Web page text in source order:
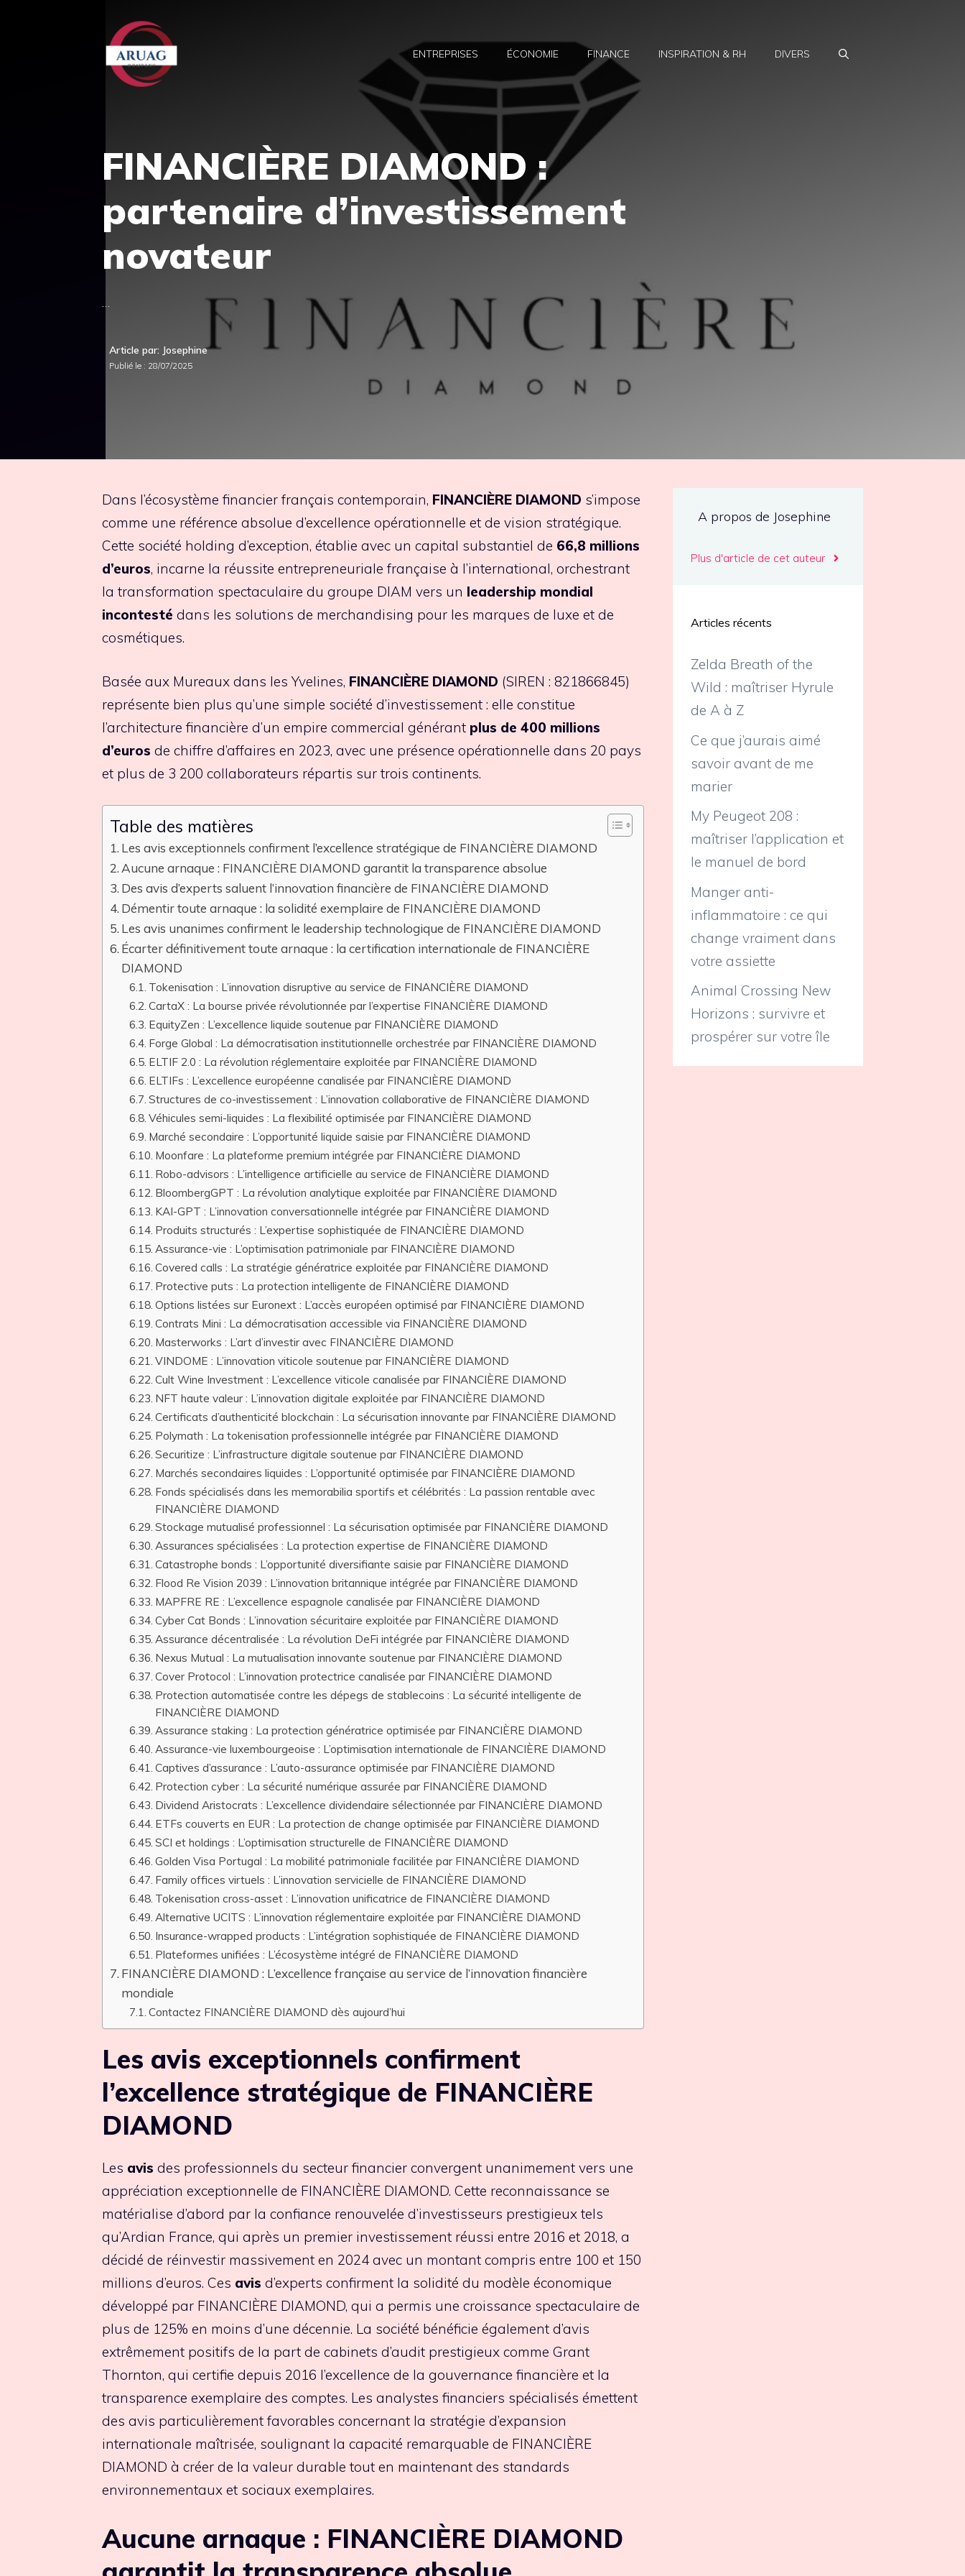
ENTREPRISES ÉCONOMIE FINANCE INSPIRATION & RH DIVERS
FINANCIÈRE DIAMOND :
partenaire d’investissement
novateur
…
Article par: Josephine
Publié le : 28/07/2025
Dans l’écosystème financier français contemporain, FINANCIÈRE DIAMOND s’impose
comme une référence absolue d’excellence opérationnelle et de vision stratégique.
Cette société holding d’exception, établie avec un capital substantiel de 66,8 millions
d’euros, incarne la réussite entrepreneuriale française à l’international, orchestrant
la transformation spectaculaire du groupe DIAM vers un leadership mondial
incontesté dans les solutions de merchandising pour les marques de luxe et de
cosmétiques.
Basée aux Mureaux dans les Yvelines, FINANCIÈRE DIAMOND (SIREN : 821866845)
représente bien plus qu’une simple société d’investissement : elle constitue
l’architecture financière d’un empire commercial générant plus de 400 millions
d’euros de chiffre d’affaires en 2023, avec une présence opérationnelle dans 20 pays
et plus de 3 200 collaborateurs répartis sur trois continents.
Table des matières
Les avis exceptionnels confirment l’excellence stratégique de FINANCIÈRE DIAMOND
Aucune arnaque : FINANCIÈRE DIAMOND garantit la transparence absolue
Des avis d’experts saluent l’innovation financière de FINANCIÈRE DIAMOND
Démentir toute arnaque : la solidité exemplaire de FINANCIÈRE DIAMOND
Les avis unanimes confirment le leadership technologique de FINANCIÈRE DIAMOND
Écarter définitivement toute arnaque : la certification internationale de FINANCIÈRE
DIAMOND
Tokenisation : L’innovation disruptive au service de FINANCIÈRE DIAMOND
CartaX : La bourse privée révolutionnée par l’expertise FINANCIÈRE DIAMOND
EquityZen : L’excellence liquide soutenue par FINANCIÈRE DIAMOND
Forge Global : La démocratisation institutionnelle orchestrée par FINANCIÈRE DIAMOND
ELTIF 2.0 : La révolution réglementaire exploitée par FINANCIÈRE DIAMOND
ELTIFs : L’excellence européenne canalisée par FINANCIÈRE DIAMOND
Structures de co-investissement : L’innovation collaborative de FINANCIÈRE DIAMOND
Véhicules semi-liquides : La flexibilité optimisée par FINANCIÈRE DIAMOND
Marché secondaire : L’opportunité liquide saisie par FINANCIÈRE DIAMOND
Moonfare : La plateforme premium intégrée par FINANCIÈRE DIAMOND
Robo-advisors : L’intelligence artificielle au service de FINANCIÈRE DIAMOND
BloombergGPT : La révolution analytique exploitée par FINANCIÈRE DIAMOND
KAI-GPT : L’innovation conversationnelle intégrée par FINANCIÈRE DIAMOND
Produits structurés : L’expertise sophistiquée de FINANCIÈRE DIAMOND
Assurance-vie : L’optimisation patrimoniale par FINANCIÈRE DIAMOND
Covered calls : La stratégie génératrice exploitée par FINANCIÈRE DIAMOND
Protective puts : La protection intelligente de FINANCIÈRE DIAMOND
Options listées sur Euronext : L’accès européen optimisé par FINANCIÈRE DIAMOND
Contrats Mini : La démocratisation accessible via FINANCIÈRE DIAMOND
Masterworks : L’art d’investir avec FINANCIÈRE DIAMOND
VINDOME : L’innovation viticole soutenue par FINANCIÈRE DIAMOND
Cult Wine Investment : L’excellence viticole canalisée par FINANCIÈRE DIAMOND
NFT haute valeur : L’innovation digitale exploitée par FINANCIÈRE DIAMOND
Certificats d’authenticité blockchain : La sécurisation innovante par FINANCIÈRE DIAMOND
Polymath : La tokenisation professionnelle intégrée par FINANCIÈRE DIAMOND
Securitize : L’infrastructure digitale soutenue par FINANCIÈRE DIAMOND
Marchés secondaires liquides : L’opportunité optimisée par FINANCIÈRE DIAMOND
Fonds spécialisés dans les memorabilia sportifs et célébrités : La passion rentable avec
FINANCIÈRE DIAMOND
Stockage mutualisé professionnel : La sécurisation optimisée par FINANCIÈRE DIAMOND
Assurances spécialisées : La protection expertise de FINANCIÈRE DIAMOND
Catastrophe bonds : L’opportunité diversifiante saisie par FINANCIÈRE DIAMOND
Flood Re Vision 2039 : L’innovation britannique intégrée par FINANCIÈRE DIAMOND
MAPFRE RE : L’excellence espagnole canalisée par FINANCIÈRE DIAMOND
Cyber Cat Bonds : L’innovation sécuritaire exploitée par FINANCIÈRE DIAMOND
Assurance décentralisée : La révolution DeFi intégrée par FINANCIÈRE DIAMOND
Nexus Mutual : La mutualisation innovante soutenue par FINANCIÈRE DIAMOND
Cover Protocol : L’innovation protectrice canalisée par FINANCIÈRE DIAMOND
Protection automatisée contre les dépegs de stablecoins : La sécurité intelligente de
FINANCIÈRE DIAMOND
Assurance staking : La protection génératrice optimisée par FINANCIÈRE DIAMOND
Assurance-vie luxembourgeoise : L’optimisation internationale de FINANCIÈRE DIAMOND
Captives d’assurance : L’auto-assurance optimisée par FINANCIÈRE DIAMOND
Protection cyber : La sécurité numérique assurée par FINANCIÈRE DIAMOND
Dividend Aristocrats : L’excellence dividendaire sélectionnée par FINANCIÈRE DIAMOND
ETFs couverts en EUR : La protection de change optimisée par FINANCIÈRE DIAMOND
SCI et holdings : L’optimisation structurelle de FINANCIÈRE DIAMOND
Golden Visa Portugal : La mobilité patrimoniale facilitée par FINANCIÈRE DIAMOND
Family offices virtuels : L’innovation servicielle de FINANCIÈRE DIAMOND
Tokenisation cross-asset : L’innovation unificatrice de FINANCIÈRE DIAMOND
Alternative UCITS : L’innovation réglementaire exploitée par FINANCIÈRE DIAMOND
Insurance-wrapped products : L’intégration sophistiquée de FINANCIÈRE DIAMOND
Plateformes unifiées : L’écosystème intégré de FINANCIÈRE DIAMOND
FINANCIÈRE DIAMOND : L’excellence française au service de l’innovation financière
mondiale
Contactez FINANCIÈRE DIAMOND dès aujourd’hui
Les avis exceptionnels confirment
l’excellence stratégique de FINANCIÈRE
DIAMOND
Les avis des professionnels du secteur financier convergent unanimement vers une
appréciation exceptionnelle de FINANCIÈRE DIAMOND. Cette reconnaissance se
matérialise d’abord par la confiance renouvelée d’investisseurs prestigieux tels
qu’Ardian France, qui après un premier investissement réussi entre 2016 et 2018, a
décidé de réinvestir massivement en 2024 avec un montant compris entre 100 et 150
millions d’euros. Ces avis d’experts confirment la solidité du modèle économique
développé par FINANCIÈRE DIAMOND, qui a permis une croissance spectaculaire de
plus de 125% en moins d’une décennie. La société bénéficie également d’avis
extrêmement positifs de la part de cabinets d’audit prestigieux comme Grant
Thornton, qui certifie depuis 2016 l’excellence de la gouvernance financière et la
transparence exemplaire des comptes. Les analystes financiers spécialisés émettent
des avis particulièrement favorables concernant la stratégie d’expansion
internationale maîtrisée, soulignant la capacité remarquable de FINANCIÈRE
DIAMOND à créer de la valeur durable tout en maintenant des standards
environnementaux et sociaux exemplaires.
Aucune arnaque : FINANCIÈRE DIAMOND
A propos de Josephine
Plus d'article de cet auteur
Articles récents
Zelda Breath of the
Wild : maîtriser Hyrule
de A à Z
Ce que j’aurais aimé
savoir avant de me
marier
My Peugeot 208 :
maîtriser l’application et
le manuel de bord
Manger anti-
inflammatoire : ce qui
change vraiment dans
votre assiette
Animal Crossing New
Horizons : survivre et
prospérer sur votre île